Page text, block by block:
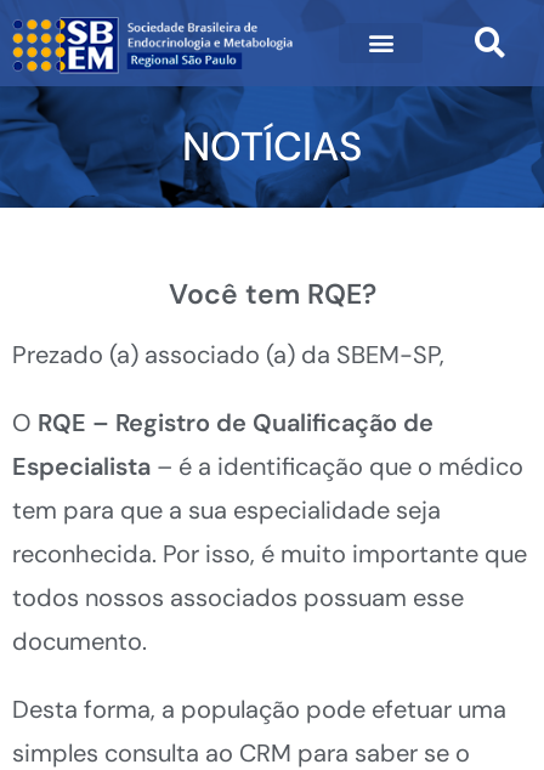
NOTÍCIAS
Você tem RQE?
Prezado (a) associado (a) da SBEM-SP,
O RQE – Registro de Qualificação de
Especialista – é a identificação que o médico
tem para que a sua especialidade seja
reconhecida. Por isso, é muito importante que
todos nossos associados possuam esse
documento.
Desta forma, a população pode efetuar uma
simples consulta ao CRM para saber se o